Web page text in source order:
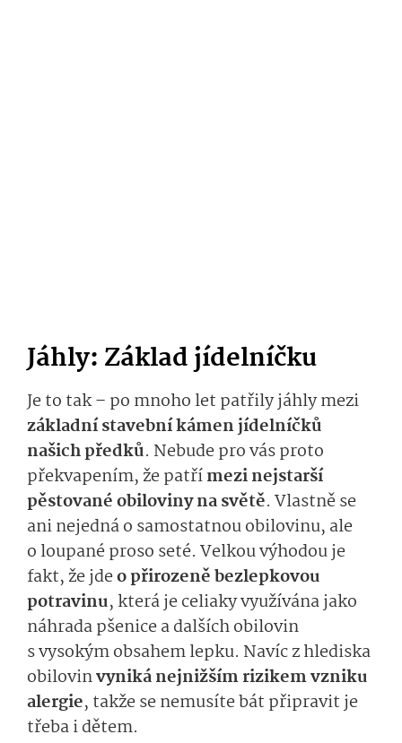
Jáhly: Základ jídelníčku
Je to tak – po mnoho let patřily jáhly mezi
základní stavební kámen jídelníčků
našich předků. Nebude pro vás proto
překvapením, že patřímezi nejstarší
pěstované obiloviny na světě. Vlastně se
ani nejedná o samostatnou obilovinu, ale
o loupané proso seté. Velkou výhodou je
fakt, že jdeo přirozeně bezlepkovou
potravinu, která je celiaky využívána jako
náhrada pšenice a dalších obilovin
s vysokým obsahem lepku. Navíc z hlediska
obilovinvyniká nejnižším rizikem vzniku
alergie, takže se nemusíte bát připravit je
třeba i dětem.